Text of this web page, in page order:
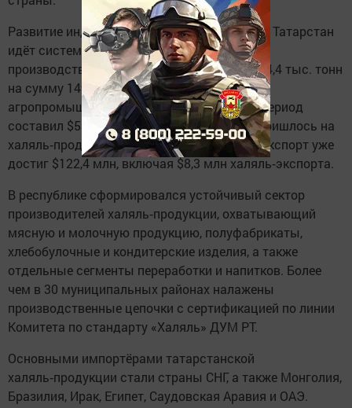
Развитие индустрии «Халяль» в Республике Татарстан
идёт системно: по итогам 2025 года объём
производства халяль‑продукции достиг 354,4 тыс. тонн
на сумму 149,1 млрд рублей. Экспорт
агропромышленного комплекса за тот же период
составил $539,4 млн, из которых $45 млн пришлось на
халяль‑продукцию. По данным за апрель, экспорт уже
достиг $122,4 млн, включая $8,3 млн халяль‑экспорта.
В республике сформировался устойчивый сектор
производителей халяль‑продукции, охватывающий
мясную и молочную продукцию, полуфабрикаты,
хлебобулочные и кондитерские изделия, а также
отдельные сегменты переработки и напитков. Более
чем в 30 муниципальных районах налажены
производственные цепочки с сертификацией по линии
Комитета по стандарту «Халяль» ДУМ РТ.
Основными импортёрами татарстанской
халяль‑продукции стали страны СНГ, а также Монголия,
Бразилия, Ирак, Египет, Саудовская Аравия и ОАЭ.